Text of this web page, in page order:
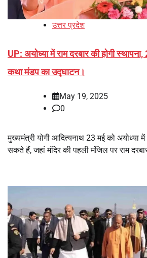
उत्तर प्रदेश
UP: अयोध्या में राम दरबार की होगी
कथा मंडप का उद्घाटन।
May 19, 2025
0
मुख्यमंत्री योगी आदित्यनाथ 23 मई को अयोध्या में
सकते हैं, जहां मंदिर की पहली मंजिल पर राम